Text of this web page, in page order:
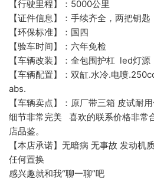
【行驶里程】：5000公里
【证件信息】：手续齐全，两把钥匙
【环保标准】：国四
【验车时间】：六年免检
【车辆改装】：全包围护杠  led灯源
【车辆配置】：双缸.水冷.电喷
abs.
【车辆卖点】：原厂带三箱 皮试耐
细节非常完美   喜欢的联系价格非常
店品鉴。
【本店承诺】无暗病 无事故 发动机
任何置换
感兴趣就和我“聊一聊”吧